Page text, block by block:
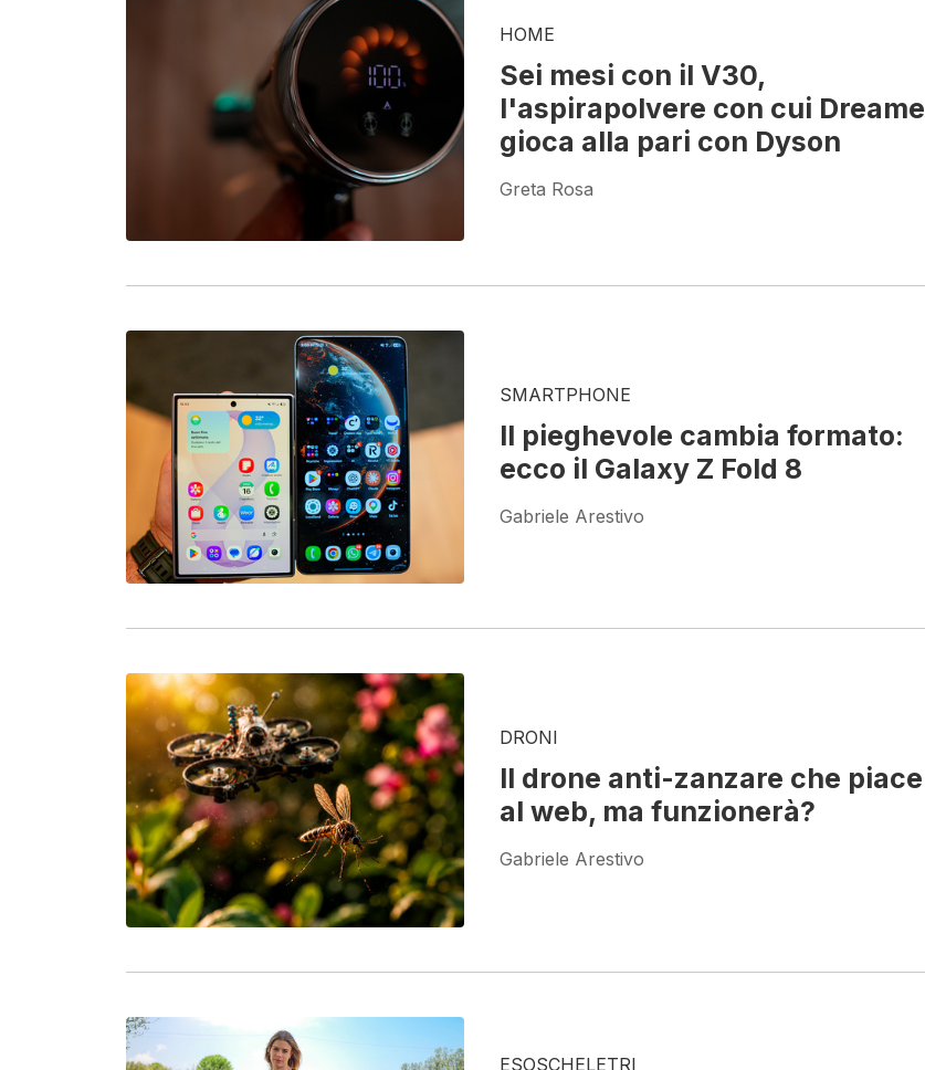
HOME
Sei mesi con il V30,
l'aspirapolvere con cui Dreame
gioca alla pari con Dyson
Greta Rosa
SMARTPHONE
Il pieghevole cambia formato:
ecco il Galaxy Z Fold 8
Gabriele Arestivo
DRONI
Il drone anti-zanzare che piace
al web, ma funzionerà?
Gabriele Arestivo
ESOSCHELETRI